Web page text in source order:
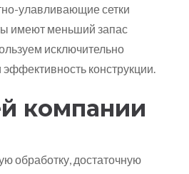
улавливающие сетки
имеют меньший запас
исключительно
конструкции.
компании
обработку, достаточную